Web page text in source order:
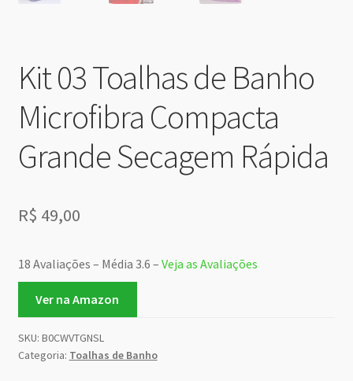
Kit 03 Toalhas de Banho
Microfibra Compacta
Grande Secagem Rápida
R$ 49,00
18 Avaliações – Média 3.6 – Veja as Avaliações
Ver na Amazon
SKU: B0CWVTGNSL
Categoria: Toalhas de Banho